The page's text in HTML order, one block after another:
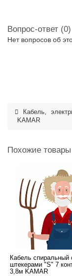
Вопрос-ответ (0)
Нет вопросов об
Кабель,
KAMAR
Похожие товары
Кабель спиральный
штекерами "S" 7
3,8м KAMAR